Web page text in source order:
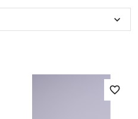
expand_more
favorite_border